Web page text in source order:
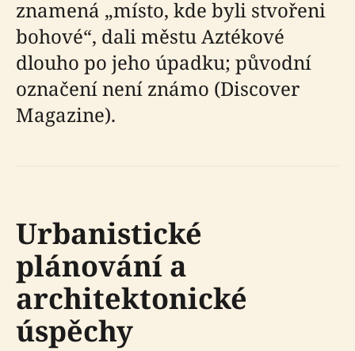
znamená „místo, kde byli stvořeni
bohové“, dali městu Aztékové
dlouho po jeho úpadku; původní
označení není známo (Discover
Magazine).
Urbanistické
plánování a
architektonické
úspěchy